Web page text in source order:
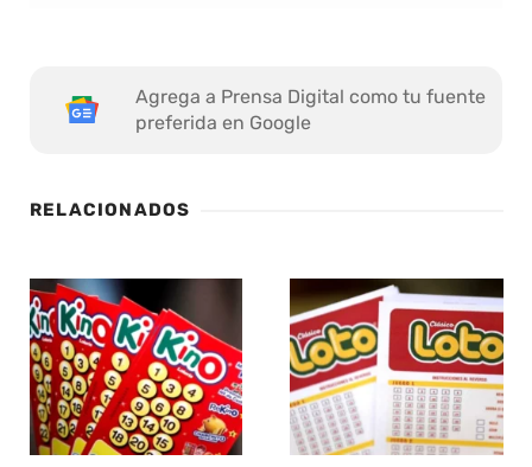
Agrega a Prensa Digital como tu fuente
preferida en Google
RELACIONADOS